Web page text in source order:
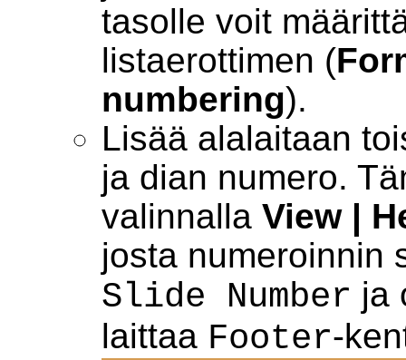
tasolle voit
listaerottimen (
numbering).
Lisää alalaitaan
ja dian numero.
valinnalla View |
josta numeroinnin
Slide Number ja
laittaa Footer-